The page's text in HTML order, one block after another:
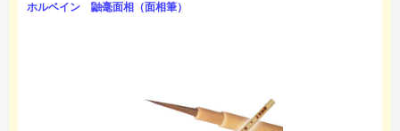
ホルベイン 鼬毫面相（面相筆）